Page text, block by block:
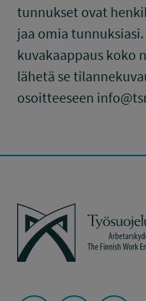
tunnukset ovat
jaa omia
kuvakaappaus koko
lähetä se
osoitteeseen
Työsuojelurahasto